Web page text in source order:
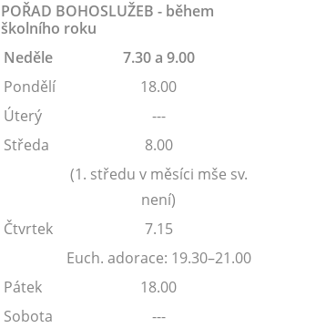
POŘAD BOHOSLUŽEB - během
školního roku
Neděle
7.30 a 9.00
Pondělí
18.00
Úterý
---
Středa
8.00
(1. středu v měsíci mše sv.
není)
Čtvrtek
7.15
Euch. adorace: 19.30–21.00
Pátek
18.00
Sobota
---